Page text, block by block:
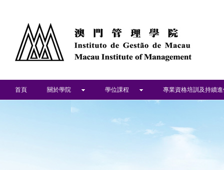
首頁 關於學院 學位課程 專業資格培訓及持續